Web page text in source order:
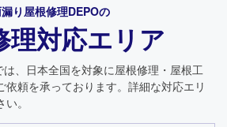
り屋根修理DEPOの
理対応エリア
は、日本全国を対象に屋根修理・屋根工
依頼を承っております。詳細な対応エリ
。